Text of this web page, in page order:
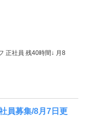
正社員 残40時間↓ 月8
員募集/8月7日更